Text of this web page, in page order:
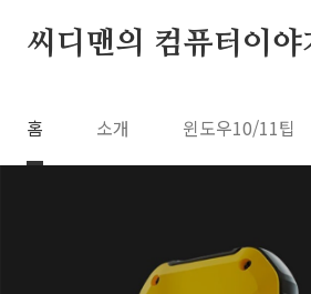
씨디맨의 컴퓨터이야
홈 소개 윈도우10/11팁